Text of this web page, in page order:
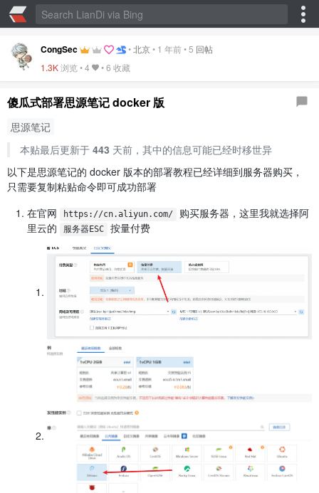
CongSec •北京• 1 年前•5 回帖
1.3K浏览 •4 •6 收藏
傻瓜式部署思源笔记 docker 版
思源笔记
本贴最后更新于 443 天前，其中的信息可能已经时移世异
以下是思源笔记的 docker 版本的部署教程已经详细到服务器购买，
只需要复制粘贴命令即可成功部署
在官网
https://cn.aliyun.com/
购买服务器，这里我就选择阿
里云的
服务器ESC 按量付费